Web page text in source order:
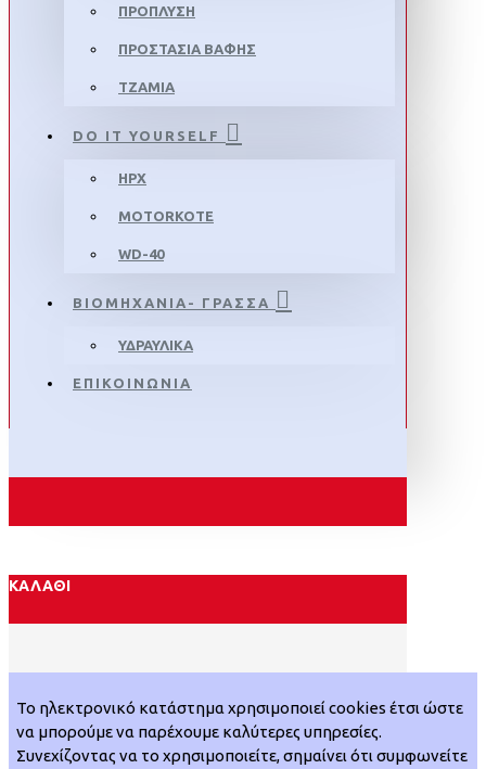
ΠΡΟΠΛΥΣΗ
ΠΡΟΣΤΑΣΙΑ ΒΑΦΗΣ
ΤΖΑΜΙΑ
DO IT YOURSELF
HPX
MOTORKOTE
WD-40
ΒΙΟΜΗΧΑΝΙΑ- ΓΡΑΣΣΑ
ΥΔΡΑΥΛΙΚΑ
ΕΠΙΚΟΙΝΩΝΙΑ
ΚΑΛΆΘΙ
Το ηλεκτρονικό κατάστημα χρησιμοποιεί cookies έτσι ώστε
να μπορούμε να παρέχουμε καλύτερες υπηρεσίες.
Συνεχίζοντας να το χρησιμοποιείτε, σημαίνει ότι συμφωνείτε